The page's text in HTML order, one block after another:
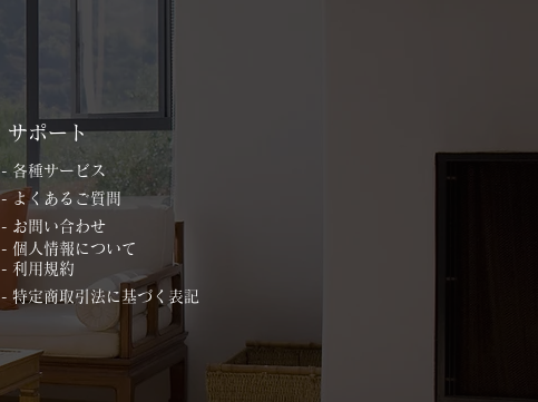
サポート
- 各種サービス
- よくあるご質問
- お問い合わせ
- 個人情報について
- 利用規約
- 特定商取引法に基づく表記